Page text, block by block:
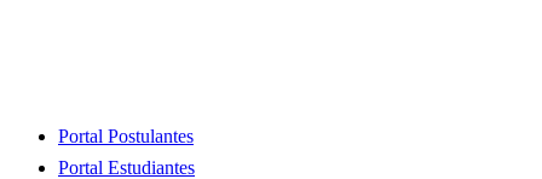
Close
Portal Postulantes
Portal Estudiantes